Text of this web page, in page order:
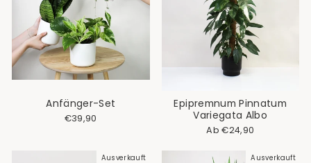
Anfänger-Set
Normaler
Sonderpreis
€39,90
Epipremnum Pinnatum
Variegata Albo
Ab €24,90
Ausverkauft Ausverkauft